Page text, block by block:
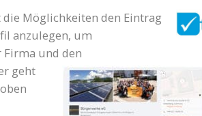
Möglichkeiten den Eintrag
anzulegen, um
Firma und den
geht